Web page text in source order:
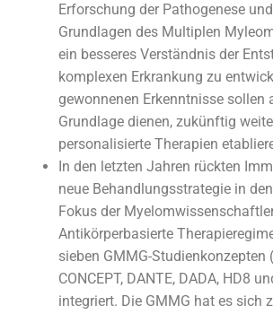
Erforschung der Pathogenese
Grundlagen des Multiplen
ein besseres Verständnis der
komplexen Erkrankung zu
gewonnenen Erkenntnisse sollen
Grundlage dienen, zukünftig
personalisierte Therapien
In den letzten Jahren rückten
neue Behandlungsstrategie in
Fokus der
Antikörperbasierte
sieben GMMG-Studienkonzepten
CONCEPT, DANTE, DADA, HD8
integriert. Die GMMG hat es sich